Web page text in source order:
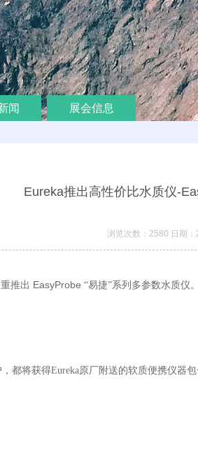
闻 展会信息
Eureka推出高性价比水质仪-
浏览次数：2580 日期
推出 EasyProbe “易捷”系列多参数水质仪。
都将获得Eureka原厂附送的软质便携仪器包